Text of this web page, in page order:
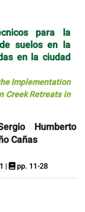
para la
suelos en la
en la ciudad
Implementation
Creek Retreats in
Humberto
Cañas
| pp. 11-28